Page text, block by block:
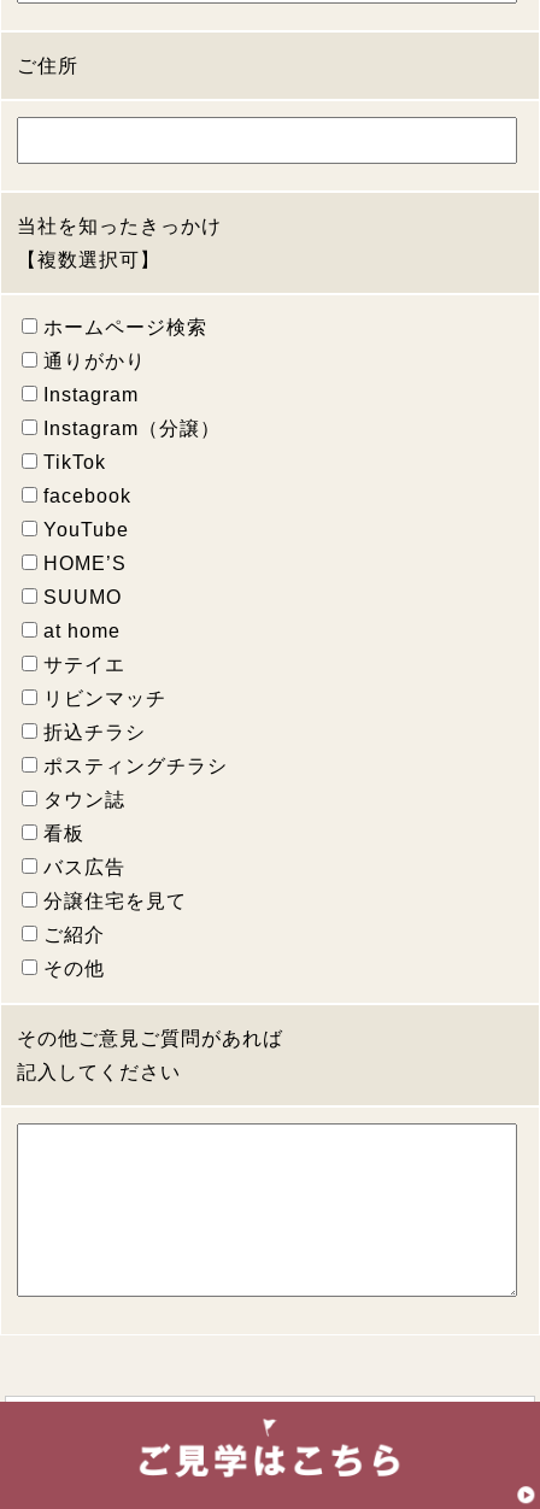
ご住所
当社を知ったきっかけ
【複数選択可】
ホームページ検索
通りがかり
Instagram
Instagram（分譲）
TikTok
facebook
YouTube
HOME’S
SUUMO
at home
サテイエ
リビンマッチ
折込チラシ
ポスティングチラシ
タウン誌
看板
バス広告
分譲住宅を見て
ご紹介
その他
その他ご意見ご質問があれば
記入してください
プライバシーポリシー